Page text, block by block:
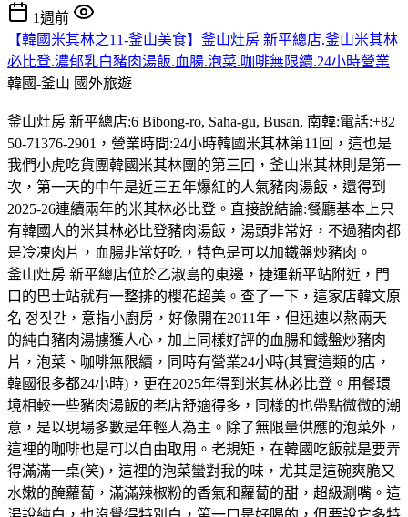
1週前
【韓國米其林之11-釜山美食】釜山灶房 新平總店.釜山米其林
必比登.濃郁乳白豬肉湯飯.血腸.泡菜.咖啡無限續.24小時營業
韓國-釜山 國外旅遊
釜山灶房 新平總店:6 Bibong-ro, Saha-gu, Busan, 南韓:電話:+82
50-71376-2901，營業時間:24小時韓國米其林第11回，這也是
我們小虎吃貨團韓國米其林團的第三回，釜山米其林則是第一
次，第一天的中午是近三五年爆紅的人氣豬肉湯飯，還得到
2025-26連續兩年的米其林必比登。直接說結論:餐廳基本上只
有韓國人的米其林必比登豬肉湯飯，湯頭非常好，不過豬肉都
是冷凍肉片，血腸非常好吃，特色是可以加鐵盤炒豬肉。
釜山灶房 新平總店位於乙淑島的東邊，捷運新平站附近，門
口的巴士站就有一整排的櫻花超美。查了一下，這家店韓文原
名 정짓간，意指小廚房，好像開在2011年，但迅速以熬兩天
的純白豬肉湯擄獲人心，加上同樣好評的血腸和鐵盤炒豬肉
片，泡菜、咖啡無限續，同時有營業24小時(其實這類的店，
韓國很多都24小時)，更在2025年得到米其林必比登。用餐環
境相較一些豬肉湯飯的老店舒適得多，同樣的也帶點微微的潮
意，是以現場多數是年輕人為主。除了無限量供應的泡菜外，
這裡的咖啡也是可以自由取用。老規矩，在韓國吃飯就是要弄
得滿滿一桌(笑)，這裡的泡菜蠻對我的味，尤其是這碗爽脆又
水嫩的醃蘿蔔，滿滿辣椒粉的香氣和蘿蔔的甜，超級涮嘴。這